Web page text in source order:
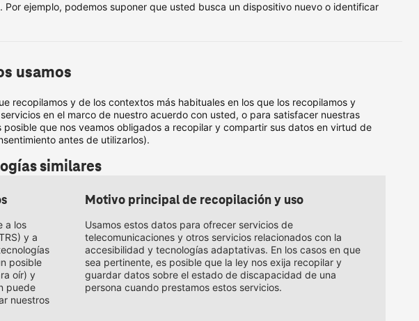
Por ejemplo, podemos suponer que usted busca un dispositivo nuevo o identificar
usamos
recopilamos y de los contextos más habituales en los que los recopilamos y
en el marco de nuestro acuerdo con usted, o para satisfacer nuestras
posible que nos veamos obligados a recopilar y compartir sus datos en virtud de
antes de utilizarlos).
similares
a los
y a
posible
oír) y
puede
nuestros
Motivo principal de recopilación y uso
Usamos estos datos para ofrecer servicios de
telecomunicaciones y otros servicios relacionados con la
accesibilidad y tecnologías adaptativas. En los casos en que
sea pertinente, es posible que la ley nos exija recopilar y
guardar datos sobre el estado de discapacidad de una
persona cuando prestamos estos servicios.